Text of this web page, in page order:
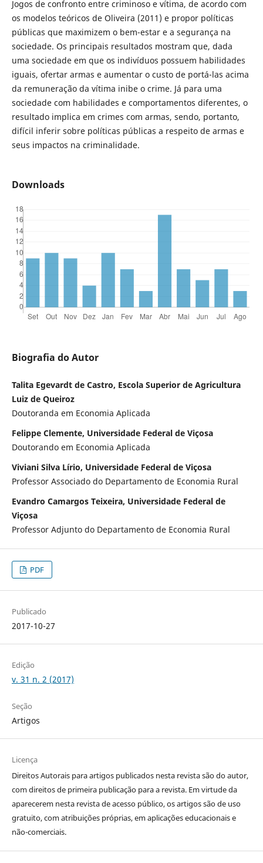
Jogos de confronto entre criminoso e vítima, de acordo com
os modelos teóricos de Oliveira (2011) e propor políticas
públicas que maximizem o bem-estar e a segurança na
sociedade. Os principais resultados mostram que, dada
uma sociedade em que os indivíduos possuem habilidades
iguais, ofertar armas e aumentar o custo de portá-las acima
da remuneração da vítima inibe o crime. Já para uma
sociedade com habilidades e comportamentos diferentes, o
resultado implica em crimes com armas, sendo, portanto,
difícil inferir sobre políticas públicas a respeito de armas e
seus impactos na criminalidade.
Downloads
Biografia do Autor
Talita Egevardt de Castro, Escola Superior de Agricultura
Luiz de Queiroz
Doutoranda em Economia Aplicada
Felippe Clemente, Universidade Federal de Viçosa
Doutorando em Economia Aplicada
Viviani Silva Lírio, Universidade Federal de Viçosa
Professor Associado do Departamento de Economia Rural
Evandro Camargos Teixeira, Universidade Federal de
Viçosa
Professor Adjunto do Departamento de Economia Rural
PDF
Publicado
2017-10-27
Edição
v. 31 n. 2 (2017)
Seção
Artigos
Licença
Direitos Autorais para artigos publicados nesta revista são do autor,
com direitos de primeira publicação para a revista. Em virtude da
aparecerem nesta revista de acesso público, os artigos são de uso
gratuito, com atribuições próprias, em aplicações educacionais e
não-comerciais.